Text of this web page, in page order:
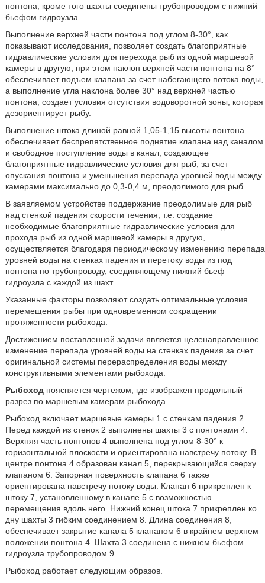
понтона, кроме того шахты соединены трубопроводом с нижний
бьефом гидроузла.
Выполнение верхней части понтона под углом 8-30°, как
показывают исследования, позволяет создать благоприятные
гидравлические условия для перехода рыб из одной маршевой
камеры в другую, при этом наклон верхней части понтона на 8°
обеспечивает подъем клапана за счет набегающего потока воды,
а выполнение угла наклона более 30° над верхней частью
понтона, создает условия отсутствия водоворотной зоны, которая
дезориентирует рыбу.
Выполнение штока длиной равной 1,05-1,15 высоты понтона
обеспечивает беспрепятственное поднятие клапана над каналом
и свободное поступление воды в канал, создающее
благоприятные гидравлические условия для рыб, за счет
опускания понтона и уменьшения перепада уровней воды между
камерами максимально до 0,3-0,4 м, преодолимого для рыб.
В заявляемом устройстве поддержание преодолимые для рыб
над стенкой падения скорости течения, т.е. создание
необходимые благоприятные гидравлические условия для
прохода рыб из одной маршевой камеры в другую,
осуществляется благодаря периодическому изменению перепада
уровней воды на стенках падения и перетоку воды из под
понтона по трубопроводу, соединяющему нижний бьеф
гидроузла с каждой из шахт.
Указанные факторы позволяют создать оптимальные условия
перемещения рыбы при одновременном сокращении
протяженности рыбохода.
Достижением поставленной задачи является целенаправленное
изменение перепада уровней воды на стенках падения за счет
оригинальной системы перераспределения воды между
конструктивными элементами рыбохода.
Рыбоходпоясняется чертежом, где изображен продольный
разрез по маршевым камерам рыбохода.
Рыбоход включает маршевые камеры 1 с стенкам падения 2.
Перед каждой из стенок 2 выполнены шахты 3 с понтонами 4.
Верхняя часть понтонов 4 выполнена под углом 8-30° к
горизонтальной плоскости и ориентирована навстречу потоку. В
центре понтона 4 образован канал 5, перекрывающийся сверху
клапаном 6. Запорная поверхность клапана 6 также
ориентирована навстречу потоку воды. Клапан 6 прикреплен к
штоку 7, установленному в канале 5 с возможностью
перемещения вдоль него. Нижний конец штока 7 прикреплен ко
дну шахты 3 гибким соединением 8. Длина соединения 8,
обеспечивает закрытие канала 5 клапаном 6 в крайнем верхнем
положении понтона 4. Шахта 3 соединена с нижнем бьефом
гидроузла трубопроводом 9.
Рыбоход работает следующим образов.